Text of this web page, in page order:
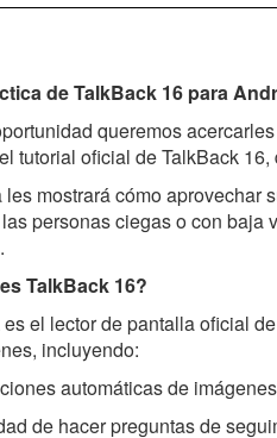
de TalkBack 16 para
queremos
tutorial oficial de TalkBack 16,
les mostrará cómo aprovechar
personas ciegas o con baja
TalkBack 16?
el lector de pantalla oficial
incluyendo:
automáticas de
de hacer preguntas de